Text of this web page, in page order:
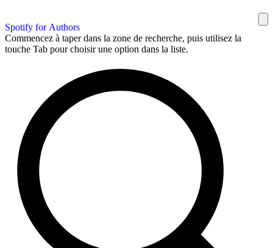
Spotify for Authors
Commencez à taper dans la zone de recherche, puis utilisez la
touche Tab pour choisir une option dans la liste.